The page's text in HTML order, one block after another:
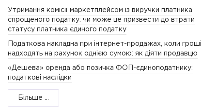
Утримання комісії маркетплейсом із виручки платника
спрощеного податку: чи може це призвести до втрати
статусу платника єдиного податку
Податкова накладна при інтернет-продажах, коли гроші
надходять на рахунок однією сумою: як діяти продавцю
«Дешева» оренда або позичка ФОП-єдиноподатнику:
податкові наслідки
Більше ...